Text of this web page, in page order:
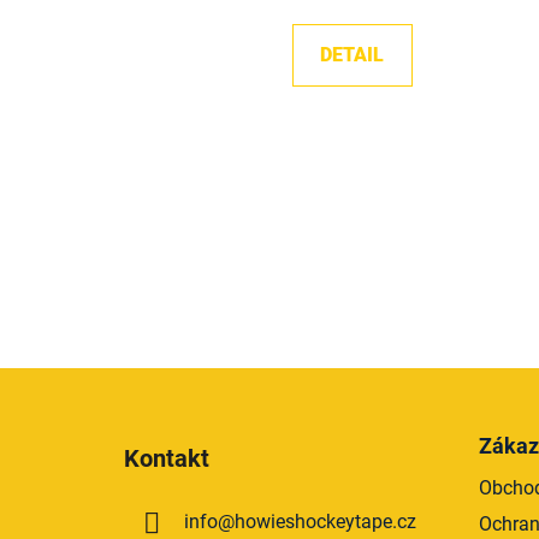
DETAIL
Kontakt
info@howieshockeytape.cz